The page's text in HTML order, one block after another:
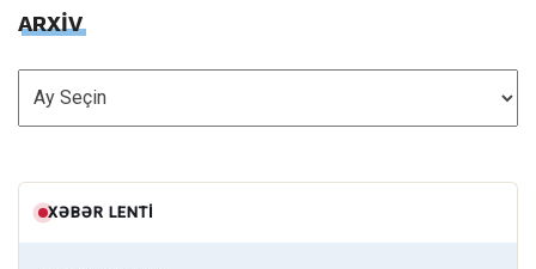
ARXİV
ARXİV
XƏBƏR LENTI